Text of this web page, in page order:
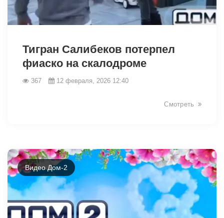
Тигран Салибеков потерпел
фиаско на скалодроме
367 12 февраля, 2026 12:40
Смотреть
Видео Дом-2